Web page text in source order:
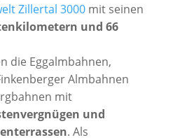
Zillertal 3000mit seinen
und 66
die Eggalmbahnen,
Almbahnen
mit
und
. Als